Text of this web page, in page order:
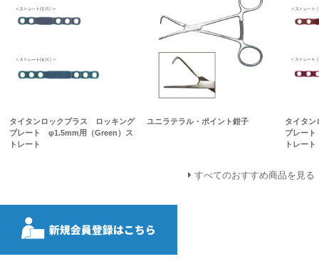
タイタンロックプラス ロッキング
プレート φ1.5mm用（Green）ス
トレート
ユニラテラル・ポイント鉗子
タイタ
プレー
トレート
すべてのおすすめ商品を見る